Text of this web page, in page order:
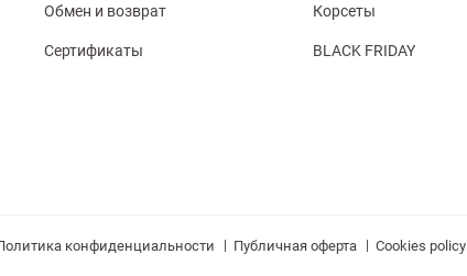
Обмен и возврат
Сертификаты
Корсеты
BLACK FRIDAY
конфиденциальности | Публичная оферта | Cookies policy